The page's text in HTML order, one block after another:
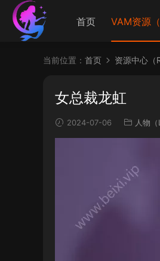
首页 VAM资源
当前位置： 首页 资源中心（
女总裁龙虹
2024-07-06 人物（